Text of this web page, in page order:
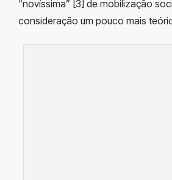
“novíssima” [3] de mobilização
consideração um pouco mais